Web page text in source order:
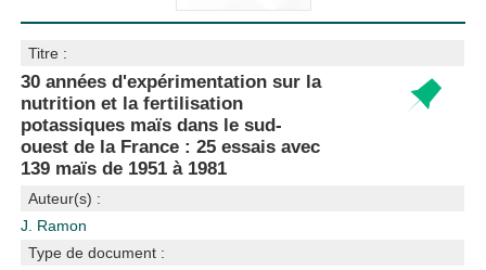
Titre :
30 années d'expérimentation sur la
nutrition et la fertilisation
potassiques maïs dans le sud-
ouest de la France : 25 essais avec
139 maïs de 1951 à 1981
Auteur(s) :
J. Ramon
Type de document :